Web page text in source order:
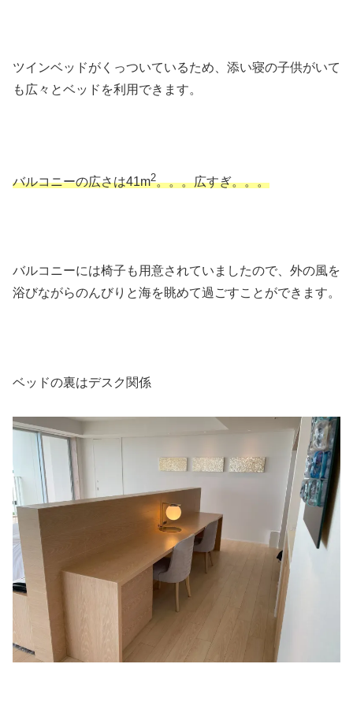
ツインベッドがくっついているため、添い寝の子供がいて
も広々とベッドを利用できます。
バルコニーの広さは41m2。。。広すぎ。。。
バルコニーには椅子も用意されていましたので、外の風を
浴びながらのんびりと海を眺めて過ごすことができます。
ベッドの裏はデスク関係